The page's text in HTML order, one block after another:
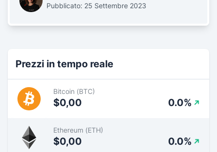
Pubblicato: 25 Settembre 2023
Prezzi in tempo reale
Bitcoin (BTC)
$0,00 0.0%
Ethereum (ETH)
$0,00 0.0%